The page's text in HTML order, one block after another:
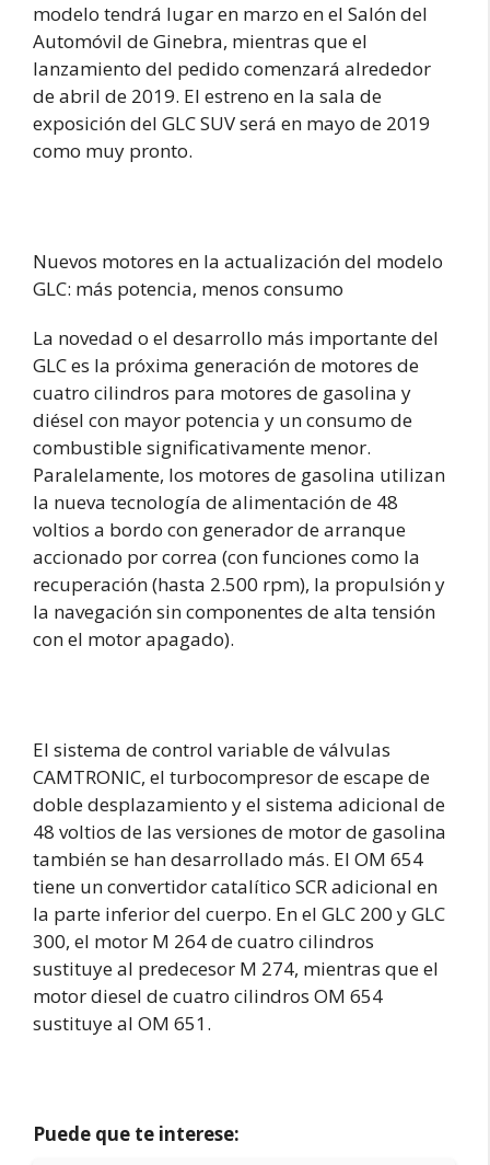
modelo tendrá lugar en marzo en el Salón del
Automóvil de Ginebra, mientras que el
lanzamiento del pedido comenzará alrededor
de abril de 2019. El estreno en la sala de
exposición del GLC SUV será en mayo de 2019
como muy pronto.
Nuevos motores en la actualización del modelo
GLC: más potencia, menos consumo
La novedad o el desarrollo más importante del
GLC es la próxima generación de motores de
cuatro cilindros para motores de gasolina y
diésel con mayor potencia y un consumo de
combustible significativamente menor.
Paralelamente, los motores de gasolina utilizan
la nueva tecnología de alimentación de 48
voltios a bordo con generador de arranque
accionado por correa (con funciones como la
recuperación (hasta 2.500 rpm), la propulsión y
la navegación sin componentes de alta tensión
con el motor apagado).
El sistema de control variable de válvulas
CAMTRONIC, el turbocompresor de escape de
doble desplazamiento y el sistema adicional de
48 voltios de las versiones de motor de gasolina
también se han desarrollado más. El OM 654
tiene un convertidor catalítico SCR adicional en
la parte inferior del cuerpo. En el GLC 200 y GLC
300, el motor M 264 de cuatro cilindros
sustituye al predecesor M 274, mientras que el
motor diesel de cuatro cilindros OM 654
sustituye al OM 651.
Puede que te interese: